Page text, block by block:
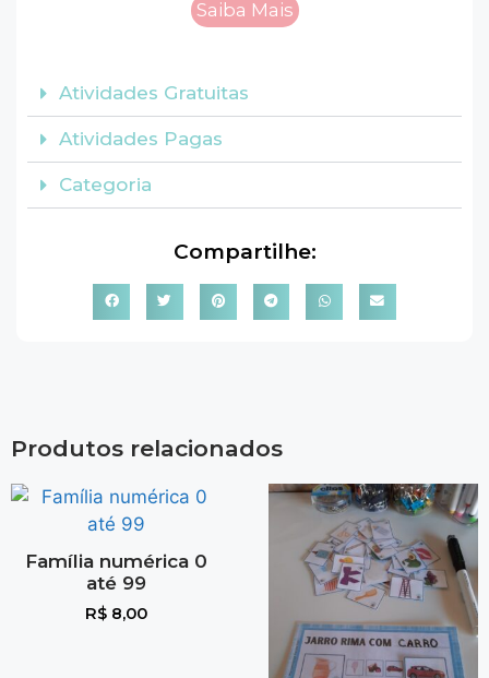
Saiba Mais
Atividades Gratuitas
Atividades Pagas
Categoria
Compartilhe:
Produtos relacionados
Família numérica 0
até 99
R$8,00